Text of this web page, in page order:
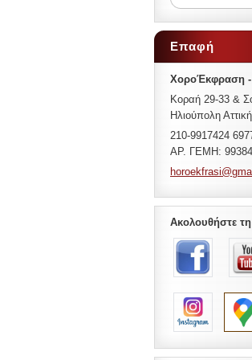
Επαφή
ΧοροΈκφραση
Κοραή 29-33 &
Ηλιούπολη
210-9917424
ΑΡ. ΓΕΜΗ:
horoekfr
Ακολουθήστε